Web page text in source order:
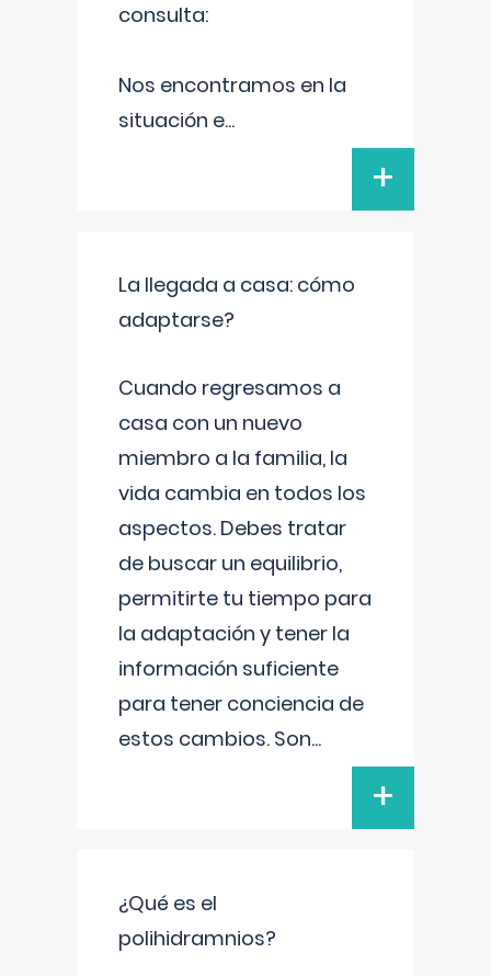
consulta:
Nos encontramos en la
situación e...
+
La llegada a casa: cómo
adaptarse?
Cuando regresamos a
casa con un nuevo
miembro a la familia, la
vida cambia en todos los
aspectos. Debes tratar
de buscar un equilibrio,
permitirte tu tiempo para
la adaptación y tener la
información suficiente
para tener conciencia de
estos cambios. Son...
+
¿Qué es el
polihidramnios?